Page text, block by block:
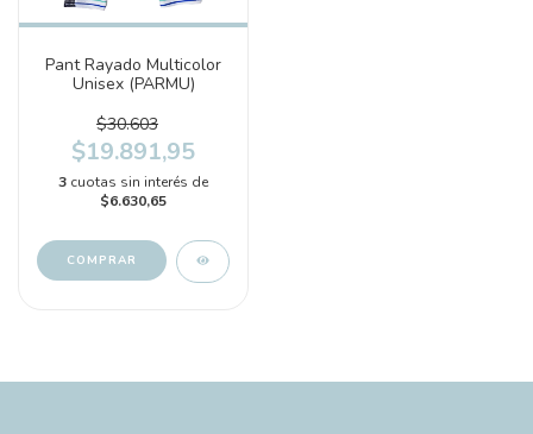
Pant Rayado Multicolor
Unisex (PARMU)
$30.603
$19.891,95
3 cuotas sin interés de
$6.630,65
COMPRAR